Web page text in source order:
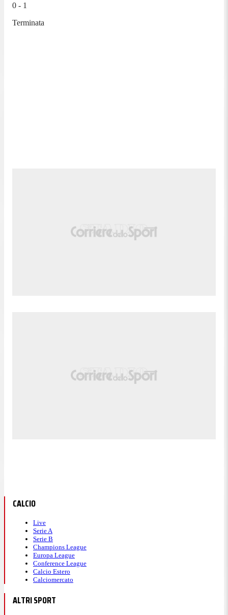
0 - 1
Terminata
CALCIO
Live
Serie A
Serie B
Champions League
Europa League
Conference League
Calcio Estero
Calciomercato
ALTRI SPORT